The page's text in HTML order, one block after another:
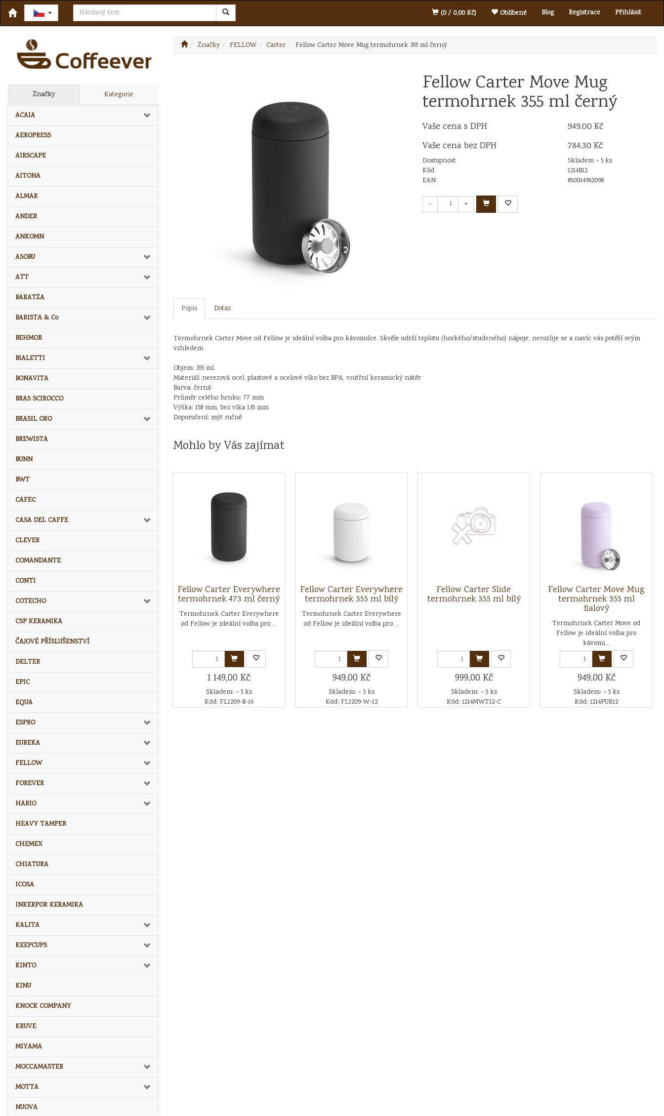
Blog Registrace Přihlásit
(0 / 0,00 Kč) Oblíbené
Značky Kategorie
ACAIA
AEROPRESS
AIRSCAPE
AITONA
ALMAR
ANDER
ANKOMN
ASOBU
ATT
BARATZA
BARISTA & Co
BEHMOR
BIALETTI
BONAVITA
BRAS SCIROCCO
BRASIL ORO
BREWISTA
BUNN
BWT
CAFEC
CASA DEL CAFFE
CLEVER
COMANDANTE
CONTI
COTECHO
CSP KERAMIKA
ČAJOVÉ PŘÍSLUŠENSTVÍ
DELTER
EPIC
EQUA
ESPRO
EUREKA
FELLOW
FOREVER
HARIO
HEAVY TAMPER
CHEMEX
CHIATURA
ICOSA
INKERPOR KERAMIKA
KALITA
KEEPCUPS
KINTO
KINU
KNOCK COMPANY
KRUVE
MIYAMA
MOCCAMASTER
MOTTA
NUOVA
Značky FELLOW Carter Fellow Carter Move Mug termohrnek 355 ml černý
Fellow Carter Move Mug
termohrnek 355 ml černý
Vaše cena s DPH
949,00 Kč
Vaše cena bez DPH
784,30 Kč
Dostupnost
Skladem > 5 ks
Kód
1214B12
EAN
850014962098
- +
Popis Dotaz
Termohrnek Carter Move od Fellow je ideální volba pro kávomilce. Skvěle udrží teplotu (horkého/studeného) nápoje, nerozlije se a navíc vás potěší svým
vzhledem.
Objem: 355 ml
Materiál: nerezová ocel, plastové a ocelové víko bez BPA, vnitřní keramický nátěr
Barva: černá
Průměr celého hrnku: 77 mm
Výška: 158 mm, bez víka 135 mm
Doporučení: mýt ručně
Mohlo by Vás zajímat
Fellow Carter Everywhere
termohrnek 473 ml černý
Termohrnek Carter Everywhere
od Fellow je ideální volba pro ...
1 149,00 Kč
Skladem: > 5 ks
Kód: FL1209-B-16
Fellow Carter Everywhere
termohrnek 355 ml bílý
Termohrnek Carter Everywhere
od Fellow je ideální volba pro ...
949,00 Kč
Skladem: > 5 ks
Kód: FL1209-W-12
Fellow Carter Slide
termohrnek 355 ml bílý
999,00 Kč
Skladem: > 5 ks
Kód: 1214MWT12-C
Fellow Carter Move Mug
termohrnek 355 ml
fialový
Termohrnek Carter Move od
Fellow je ideální volba pro
kávomi...
949,00 Kč
Skladem: > 5 ks
Kód: 1214PUR12